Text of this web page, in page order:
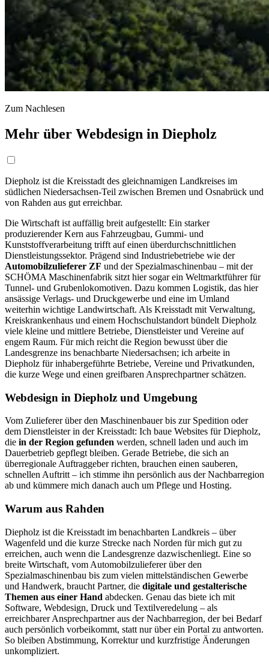
Zum Nachlesen
Mehr über Webdesign in Diepholz
Diepholz ist die Kreisstadt des gleichnamigen Landkreises im
südlichen Niedersachsen-Teil zwischen Bremen und Osnabrück und
von Rahden aus gut erreichbar.
Die Wirtschaft ist auffällig breit aufgestellt: Ein starker
produzierender Kern aus Fahrzeugbau, Gummi- und
Kunststoffverarbeitung trifft auf einen überdurchschnittlichen
Dienstleistungssektor. Prägend sind Industriebetriebe wie der
Automobilzulieferer ZF und der Spezialmaschinenbau – mit der
SCHÖMA Maschinenfabrik sitzt hier sogar ein Weltmarktführer für
Tunnel- und Grubenlokomotiven. Dazu kommen Logistik, das hier
ansässige Verlags- und Druckgewerbe und eine im Umland
weiterhin wichtige Landwirtschaft. Als Kreisstadt mit Verwaltung,
Kreiskrankenhaus und einem Hochschulstandort bündelt Diepholz
viele kleine und mittlere Betriebe, Dienstleister und Vereine auf
engem Raum. Für mich reicht die Region bewusst über die
Landesgrenze ins benachbarte Niedersachsen; ich arbeite in
Diepholz für inhabergeführte Betriebe, Vereine und Privatkunden,
die kurze Wege und einen greifbaren Ansprechpartner schätzen.
Webdesign in Diepholz und Umgebung
Vom Zulieferer über den Maschinenbauer bis zur Spedition oder
dem Dienstleister in der Kreisstadt: Ich baue Websites für Diepholz,
die in der Region gefunden werden, schnell laden und auch im
Dauerbetrieb gepflegt bleiben. Gerade Betriebe, die sich an
überregionale Auftraggeber richten, brauchen einen sauberen,
schnellen Auftritt – ich stimme ihn persönlich aus der Nachbarregion
ab und kümmere mich danach auch um Pflege und Hosting.
Warum aus Rahden
Diepholz ist die Kreisstadt im benachbarten Landkreis – über
Wagenfeld und die kurze Strecke nach Norden für mich gut zu
erreichen, auch wenn die Landesgrenze dazwischenliegt. Eine so
breite Wirtschaft, vom Automobilzulieferer über den
Spezialmaschinenbau bis zum vielen mittelständischen Gewerbe
und Handwerk, braucht Partner, die digitale und gestalterische
Themen aus einer Hand abdecken. Genau das biete ich mit
Software, Webdesign, Druck und Textilveredelung – als
erreichbarer Ansprechpartner aus der Nachbarregion, der bei Bedarf
auch persönlich vorbeikommt, statt nur über ein Portal zu antworten.
So bleiben Abstimmung, Korrektur und kurzfristige Änderungen
unkompliziert.